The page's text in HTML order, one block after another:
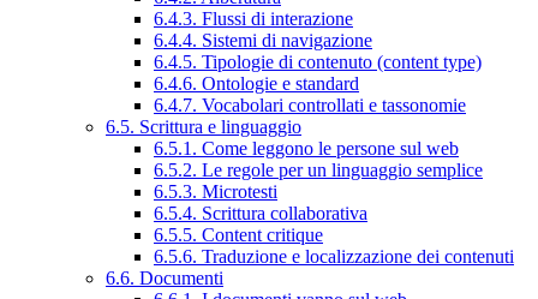
6.4.3. Flussi di interazione
6.4.4. Sistemi di navigazione
6.4.5. Tipologie di contenuto (content type)
6.4.6. Ontologie e standard
6.4.7. Vocabolari controllati e tassonomie
6.5. Scrittura e linguaggio
6.5.1. Come leggono le persone sul web
6.5.2. Le regole per un linguaggio semplice
6.5.3. Microtesti
6.5.4. Scrittura collaborativa
6.5.5. Content critique
6.5.6. Traduzione e localizzazione dei contenuti
6.6. Documenti